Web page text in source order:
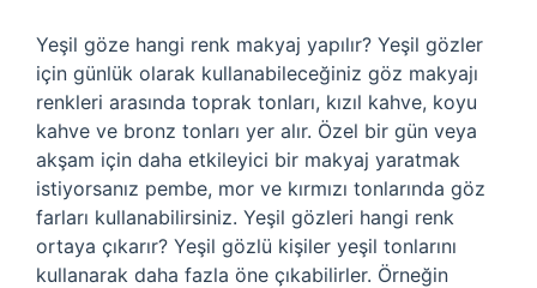
Yeşil göze hangi renk makyaj yapılır? Yeşil gözler
için günlük olarak kullanabileceğiniz göz makyajı
renkleri arasında toprak tonları, kızıl kahve, koyu
kahve ve bronz tonları yer alır. Özel bir gün veya
akşam için daha etkileyici bir makyaj yaratmak
istiyorsanız pembe, mor ve kırmızı tonlarında göz
farları kullanabilirsiniz. Yeşil gözleri hangi renk
ortaya çıkarır? Yeşil gözlü kişiler yeşil tonlarını
kullanarak daha fazla öne çıkabilirler. Örneğin